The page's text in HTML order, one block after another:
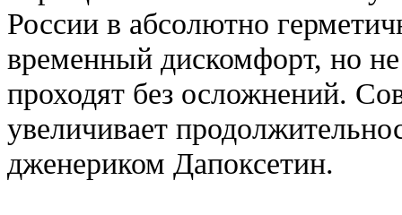
России в абсолютно
временный дискомфорт, но
проходят без осложнений.
увеличивает
дженериком Дапоксетин.